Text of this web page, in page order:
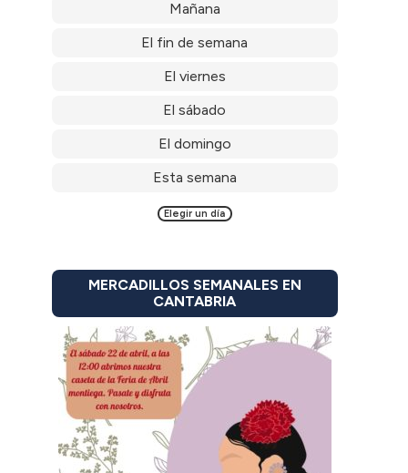
Mañana
El fin de semana
El viernes
El sábado
El domingo
Esta semana
Elegir un día
MERCADILLOS SEMANALES EN
CANTABRIA